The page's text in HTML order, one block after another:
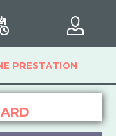
PRESTATION